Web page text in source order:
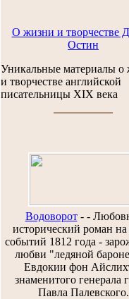
О жизни и творчестве
Остин
Уникальные материалы о
и творчестве английской
писательницы XIX века
Водоворот- -
исторический роман
событий 1812 года -
любви "ледяной
Евдокии фон
знаменитого генерала
Павла Палевского.